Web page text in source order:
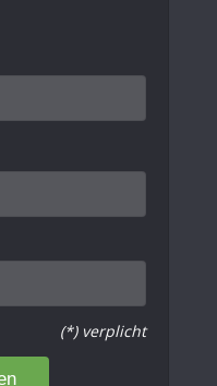
(*) verplicht